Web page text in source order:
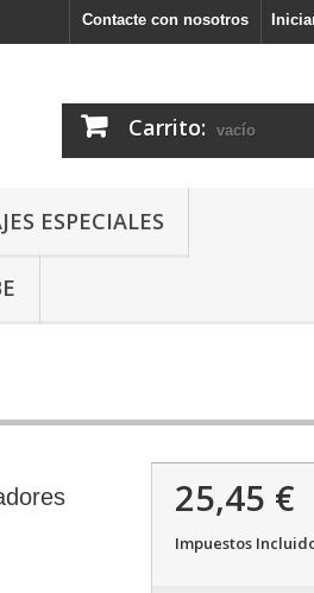
Contacte con nosotros
Carrito: vacío
ESPECIALES
25,45 €
Impuestos